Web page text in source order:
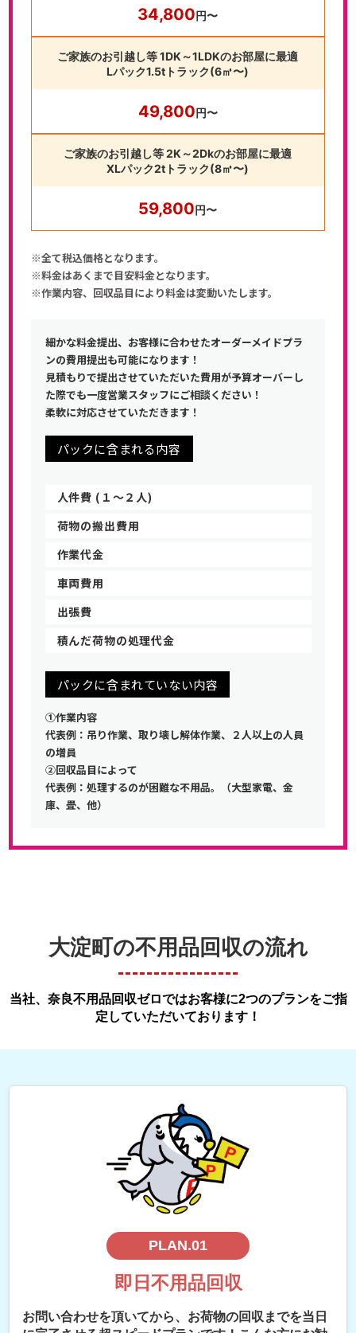
34,800円〜
ご家族のお引越し等 1DK～1LDKのお部屋に最適
Lパック1.5tトラック(6㎥〜)
49,800円〜
ご家族のお引越し等 2K～2Dkのお部屋に最適
XLパック2tトラック(8㎥〜)
59,800円〜
※全て税込価格となります。
※料金はあくまで目安料金となります。
※作業内容、回収品目により料金は変動いたします。
細かな料金提出、お客様に合わせたオーダーメイドプラ
ンの費用提出も可能になります！
見積もりで提出させていただいた費用が予算オーバーし
た際でも一度営業スタッフにご相談ください！
柔軟に対応させていただきます！
パックに含まれる内容
人件費 (１〜２人)
荷物の搬出費用
作業代金
車両費用
出張費
積んだ荷物の処理代金
パックに含まれていない内容
①作業内容
代表例：吊り作業、取り壊し解体作業、２人以上の人員
の増員
②回収品目によって
代表例：処理するのが困難な不用品。（大型家電、金
庫、畳、他）
大淀町の不用品回収の流れ
当社、奈良不用品回収ゼロではお客様に2つのプランをご指
定していただいております！
PLAN.01
即日不用品回収
お問い合わせを頂いてから、お荷物の回収までを当日